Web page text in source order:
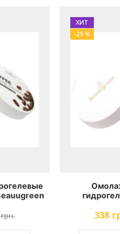
Patch
ХИТ
-25 %
338